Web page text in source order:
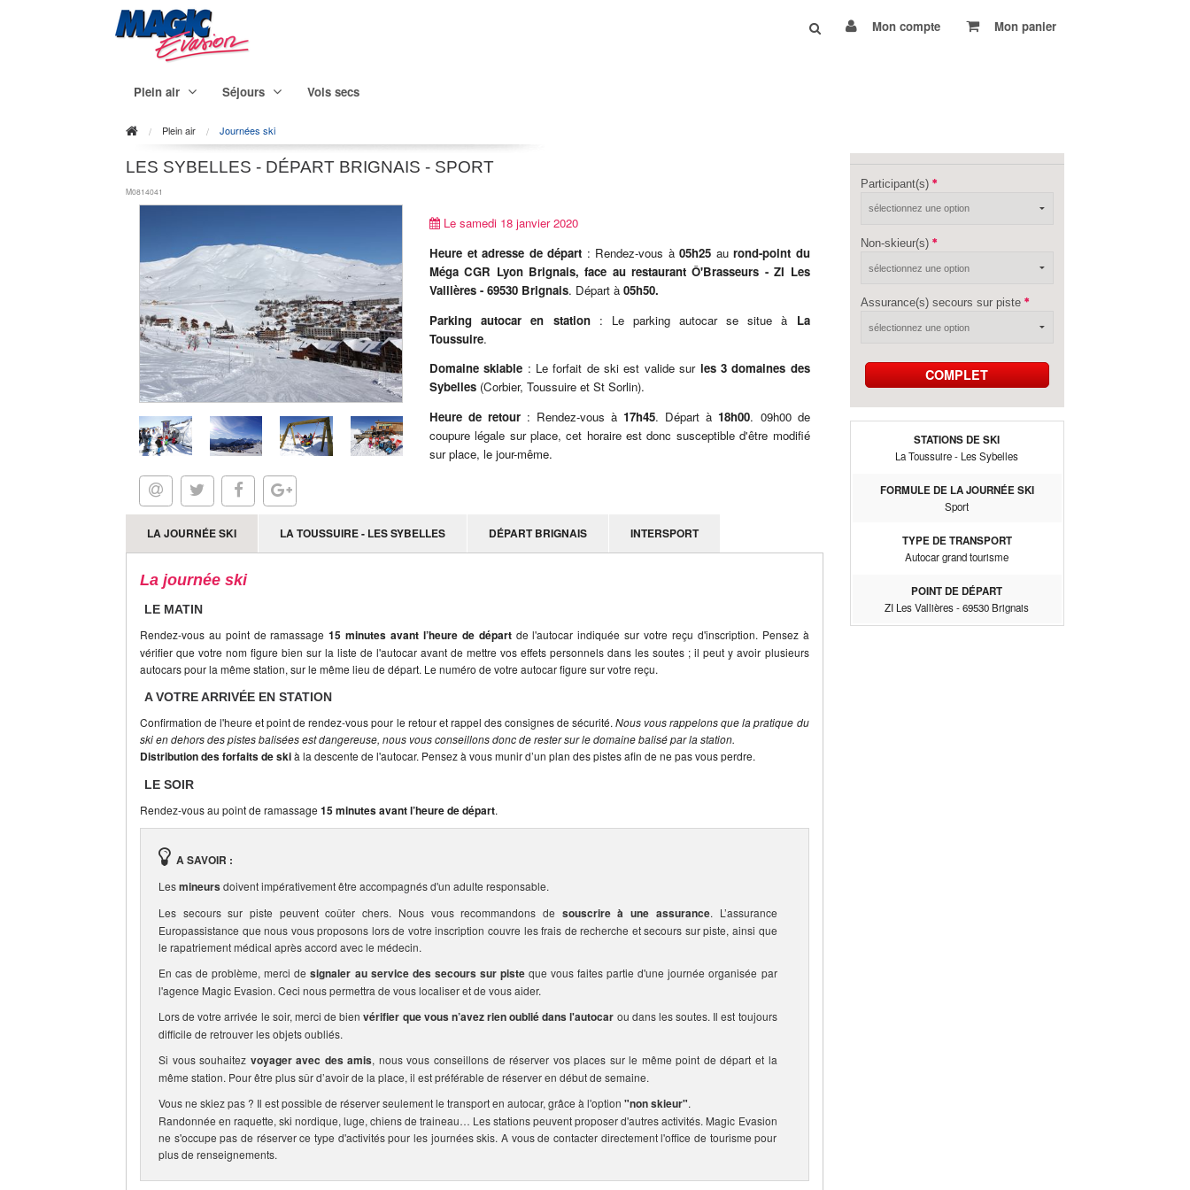
Mon compte Mon panier
Plein air Séjours Vols secs
Plein air Journées ski
LES SYBELLES - DÉPART BRIGNAIS - SPORT
M0814041
Le samedi 18 janvier 2020
Heure et adresse de départ : Rendez-vous à05h25 aurond-point du
Méga CGR Lyon Brignais, face au restaurant Ô'Brasseurs - ZI Les
Vallières - 69530 Brignais. Départ à 05h50.
Parking autocar en station: Le parking autocar se situe à La
Toussuire.
Domaine skiable : Le forfait de ski est valide surles 3 domaines des
Sybelles (Corbier, Toussuire et St Sorlin).
Heure de retour : Rendez-vous à17h45. Départ à18h00. 09h00 de
coupure légale sur place, cet horaire est donc susceptible d'être modifié
sur place, le jour-même.
LA JOURNÉE SKI LA TOUSSUIRE - LES SYBELLES DÉPART BRIGNAIS INTERSPORT
La journée ski
LE MATIN
Rendez-vous au point de ramassage15 minutes avant l’heure de départde l'autocar indiquée sur votre reçu d'inscription. Pensez à
vérifier que votre nom figure bien sur la liste de l'autocar avant de mettre vos effets personnels dans les soutes ; il peut y avoir plusieurs
autocars pour la même station, sur le même lieu de départ. Le numéro de votre autocar figure sur votre reçu.
A VOTRE ARRIVÉE EN STATION
Confirmation de l'heure et point de rendez-vous pour le retour et rappel des consignes de sécurité.Nous vous rappelons que la pratique du
ski en dehors des pistes balisées est dangereuse, nous vous conseillons donc de rester sur le domaine balisé par la station.
Distribution des forfaits de skià la descente de l'autocar. Pensez à vous munir d’un plan des pistes afin de ne pas vous perdre.
LE SOIR
Rendez-vous au point de ramassage 15 minutes avant l’heure de départ.
A SAVOIR :
Lesmineursdoivent impérativement être accompagnés d'un adulte responsable.
Les secours sur piste peuvent coûter chers. Nous vous recommandons de souscrire à une assurance. L’assurance
Europassistance que nous vous proposons lors de votre inscription couvre les frais de recherche et secours sur piste, ainsi que
le rapatriement médical après accord avec le médecin.
En cas de problème, merci designaler au service des secours sur pisteque vous faites partie d'une journée organisée par
l'agence Magic Evasion. Ceci nous permettra de vous localiser et de vous aider.
Lors de votre arrivée le soir, merci de bienvérifier que vous n’avez rien oublié dans l'autocar ou dans les soutes. Il est toujours
difficile de retrouver les objets oubliés.
Si vous souhaitez voyager avec des amis, nous vous conseillons de réserver vos places sur le même point de départ et la
même station. Pour être plus sûr d’avoir de la place, il est préférable de réserver en début de semaine.
Vous ne skiez pas ? Il est possible de réserver seulement le transport en autocar, grâce à l'option "non skieur".
Randonnée en raquette, ski nordique, luge, chiens de traineau… Les stations peuvent proposer d'autres activités. Magic Evasion
ne s'occupe pas de réserver ce type d'activités pour les journées skis. A vous de contacter directement l'office de tourisme pour
plus de renseignements.
Participant(s)
Non-skieur(s)
Assurance(s) secours sur piste
COMPLET
STATIONS DE SKI
La Toussuire - Les Sybelles
FORMULE DE LA JOURNÉE SKI
Sport
TYPE DE TRANSPORT
Autocar grand tourisme
POINT DE DÉPART
ZI Les Vallières - 69530 Brignais